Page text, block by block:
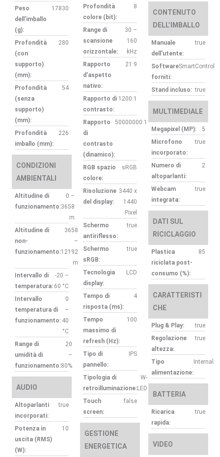
Peso
dell’imballo
(g):
17830
Profondità
(con
supporto)
(mm):
280
Profondità
(senza
supporto)
(mm):
54
Profondità
imballo (mm):
226
CONDIZIONI
AMBIENTALI
Altitudine di
funzionamento:
0 –
3658
m
Altitudine di
non-
funzionamento:
3658
–
12192
m
Intervallo di
temperatura:
-20 –
60 °C
Intervallo
temperatura di
funzionamento:
0
–
40
°C
Range di
umidità di
funzionamento:
20
–
80%
AUDIO
Altoparlanti
incorporati:
true
Potenza in
uscita (RMS)
(W):
10
Profondità
colore (bit):
8
Range di
scansione
orizzontale:
30 –
160
kHz
Rapporto
d’aspetto
nativo:
21:9
Rapporto di
contrasto:
1200:1
Rapporto
di
contrasto
(dinamico):
50000000:1
RGB spazio
colore:
sRGB
Risoluzione
del display:
3440 x
1440
Pixel
Schermo
antiriflesso:
true
Schermo
sRGB:
true
Tecnologia
display:
LCD
Tempo di
risposta (ms):
4
Tempo
massimo di
refresh (Hz):
100
Tipo di
pannello:
IPS
Tipologia di
retroilluminazione:
W-
LED
Touch
screen:
false
GESTIONE
ENERGETICA
CONTENUTO
DELL’IMBALLO
Manuale
dell’utente:
true
Software
forniti:
SmartControl
Stand incluso: true
MULTIMEDIALE
Megapixel (MP):
5
Microfono
incorporato:
true
Numero di
altoparlanti:
2
Webcam
integrata:
true
DATI SUL
RICICLAGGIO
Plastica
riciclata post-
consumo (%):
85
CARATTERISTI
CHE
Plug & Play:
true
Regolazione
altezza:
true
Tipo
alimentazione:
Internal
BATTERIA
Ricarica
rapida:
true
VIDEO